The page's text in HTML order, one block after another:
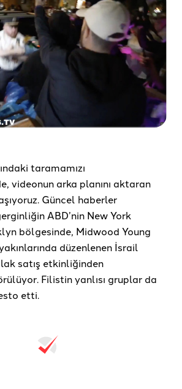
taramamızı
videonun arka planını aktaran
Güncel haberler
ABD’nin New York
bölgesinde, Midwood Young
düzenlenen İsrail
satış etkinliğinden
Filistin yanlısı gruplar da
etti.